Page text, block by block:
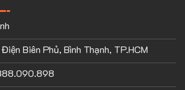
Biên Phủ, Bình Thạnh, TP.HCM